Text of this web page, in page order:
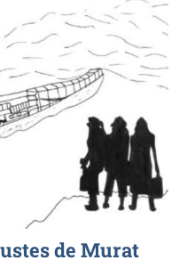
de Murat